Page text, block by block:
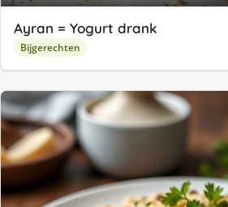
Ayran = Yogurt drank
Bijgerechten